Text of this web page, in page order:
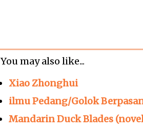
You may also like...
Xiao Zhonghui
ilmu Pedang/Golok
Mandarin Duck Blades